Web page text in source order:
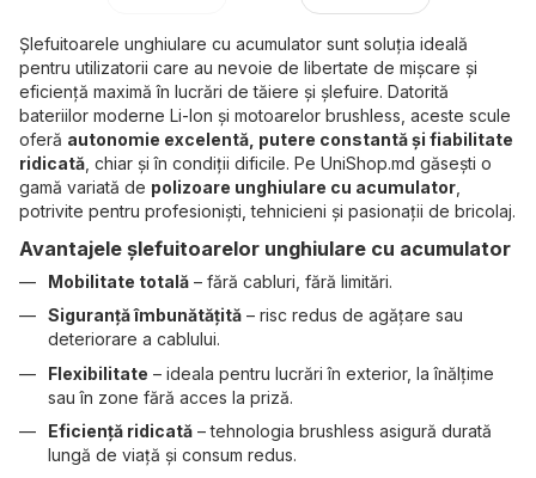
Șlefuitoarele unghiulare cu acumulator sunt soluția ideală
pentru utilizatorii care au nevoie de libertate de mișcare și
eficiență maximă în lucrări de tăiere și șlefuire. Datorită
bateriilor moderne Li-Ion și motoarelor brushless, aceste scule
oferă autonomie excelentă, putere constantă și fiabilitate
ridicată , chiar și în condiții dificile. Pe UniShop.md găsești o
gamă variată de polizoare unghiulare cu acumulator
potrivite pentru profesioniști, tehnicieni și pasionații de bricolaj.
Avantajele șlefuitoarelor unghiulare cu acumulator
Mobilitate totală – fără cabluri, fără limitări.
Siguranță îmbunătățită – risc redus de agățare sau
deteriorare a cablului.
Flexibilitate – ideala pentru lucrări în exterior, la înălțime
sau în zone fără acces la priză.
Eficiență ridicată – tehnologia brushless asigură durată
lungă de viață și consum redus.